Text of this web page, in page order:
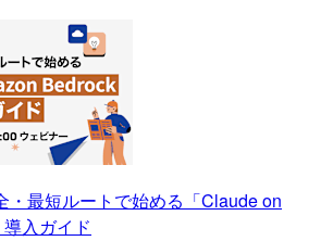
・最短ルートで始める「Claude on
入ガイド